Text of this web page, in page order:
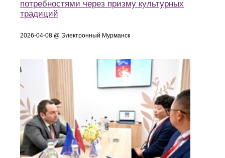
потребностями через призму культурных
традиций
2026-04-08 @ Электронный Мурманск